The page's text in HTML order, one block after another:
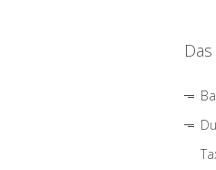
Das